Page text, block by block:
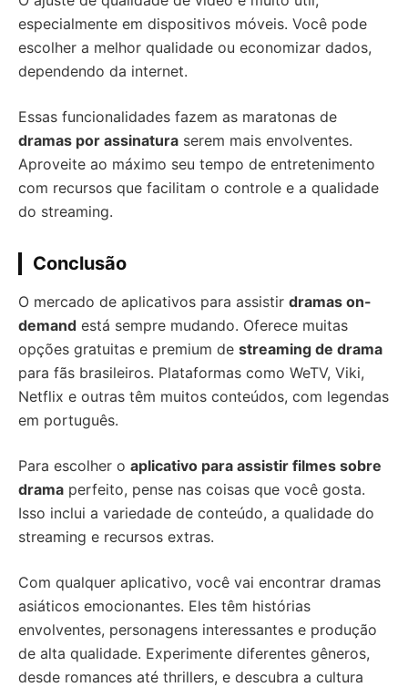
especialmente em dispositivos móveis. Você pode
escolher a melhor qualidade ou economizar dados,
dependendo da internet.
Essas funcionalidades fazem as maratonas de
dramas por assinatura serem mais envolventes.
Aproveite ao máximo seu tempo de entretenimento
com recursos que facilitam o controle e a qualidade
do streaming.
Conclusão
O mercado de aplicativos para assistir dramas on-
demand está sempre mudando. Oferece muitas
opções gratuitas e premium de streaming de drama
para fãs brasileiros. Plataformas como WeTV, Viki,
Netflix e outras têm muitos conteúdos, com legendas
em português.
Para escolher o aplicativo para assistir filmes sobre
drama perfeito, pense nas coisas que você gosta.
Isso inclui a variedade de conteúdo, a qualidade do
streaming e recursos extras.
Com qualquer aplicativo, você vai encontrar dramas
asiáticos emocionantes. Eles têm histórias
envolventes, personagens interessantes e produção
de alta qualidade. Experimente diferentes gêneros,
desde romances até thrillers, e descubra a cultura